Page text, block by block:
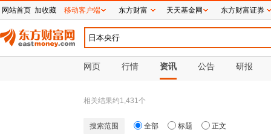
网页 行情 资讯 公告 研报
相关结果约1,431个
搜索范围 全部 标题 正文
网站首页 加收藏 移动客户端 东方财富 天天基金网 东方财富证券